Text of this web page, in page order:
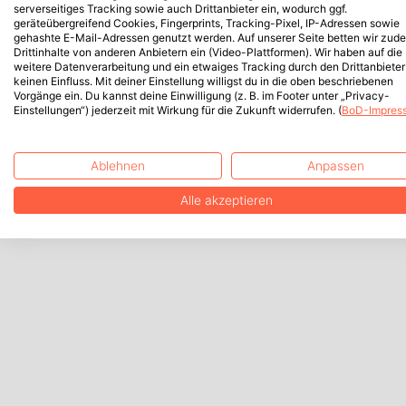
serverseitiges Tracking sowie auch Drittanbieter ein, wodurch ggf.
geräteübergreifend Cookies, Fingerprints, Tracking-Pixel, IP-Adressen sowie
gehashte E-Mail-Adressen genutzt werden. Auf unserer Seite betten wir
Drittinhalte von anderen Anbietern ein (Video-Plattformen). Wir haben auf die
weitere Datenverarbeitung und ein etwaiges Tracking durch den Drittanbieter
keinen Einfluss. Mit deiner Einstellung willigst du in die oben beschriebenen
Vorgänge ein. Du kannst deine Einwilligung (z. B. im Footer unter „Privacy-
Einstellungen“) jederzeit mit Wirkung für die Zukunft widerrufen. (BoD-
Ablehnen Anpassen
Alle akzeptieren